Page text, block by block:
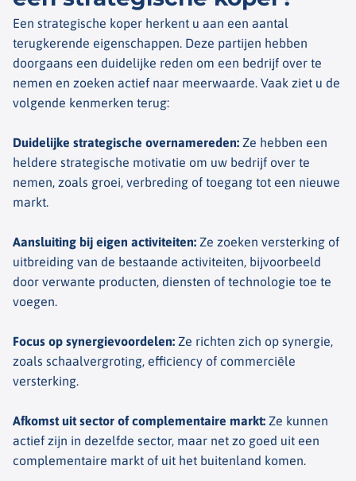
Een strategische koper herkent u aan een aantal
terugkerende eigenschappen. Deze partijen hebben
doorgaans een duidelijke reden om een bedrijf over te
nemen en zoeken actief naar meerwaarde. Vaak ziet u de
volgende kenmerken terug:
Duidelijke strategische overnamereden: Ze hebben een
heldere strategische motivatie om uw bedrijf over te
nemen, zoals groei, verbreding of toegang tot een nieuwe
markt.
Aansluiting bij eigen activiteiten: Ze zoeken versterking of
uitbreiding van de bestaande activiteiten, bijvoorbeeld
door verwante producten, diensten of technologie toe te
voegen.
Focus op synergievoordelen: Ze richten zich op synergie,
zoals schaalvergroting, efficiency of commerciële
versterking.
Afkomst uit sector of complementaire markt: Ze kunnen
actief zijn in dezelfde sector, maar net zo goed uit een
complementaire markt of uit het buitenland komen.